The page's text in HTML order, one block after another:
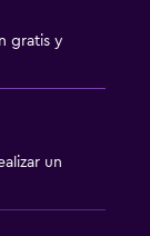
gratis y
un